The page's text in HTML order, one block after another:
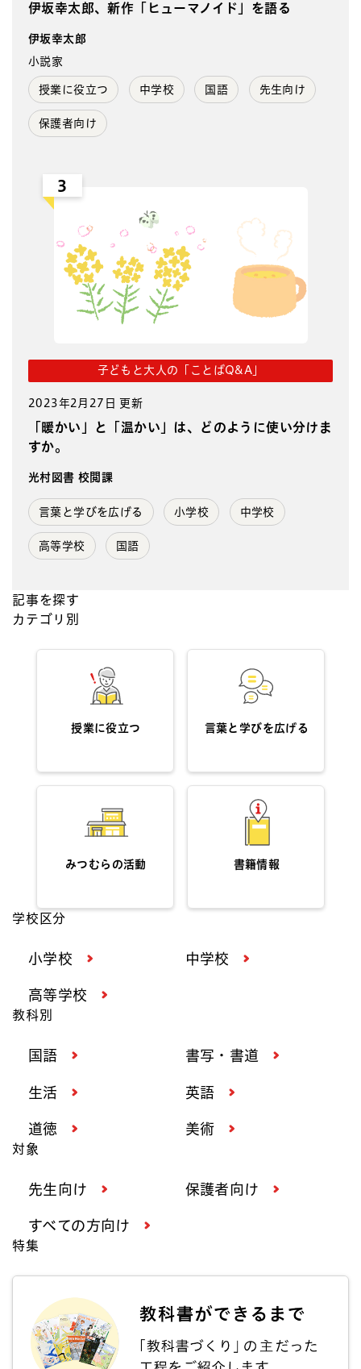
伊坂幸太郎、新作「ヒューマノイド」を語る
伊坂幸太郎
小説家
授業に役立つ 中学校 国語 先生向け
保護者向け
3
子どもと大人の「ことばQ&A」
2023年2月27日 更新
「暖かい」と「温かい」は、どのように使い分けま
すか。
光村図書 校閲課
言葉と学びを広げる 小学校 中学校
高等学校 国語
記事を探す
カテゴリ別
授業に役立つ 言葉と学びを広げる
みつむらの活動 書籍情報
学校区分
小学校 中学校
高等学校
教科別
国語 書写・書道
生活 英語
道徳 美術
対象
先生向け 保護者向け
すべての方向け
特集